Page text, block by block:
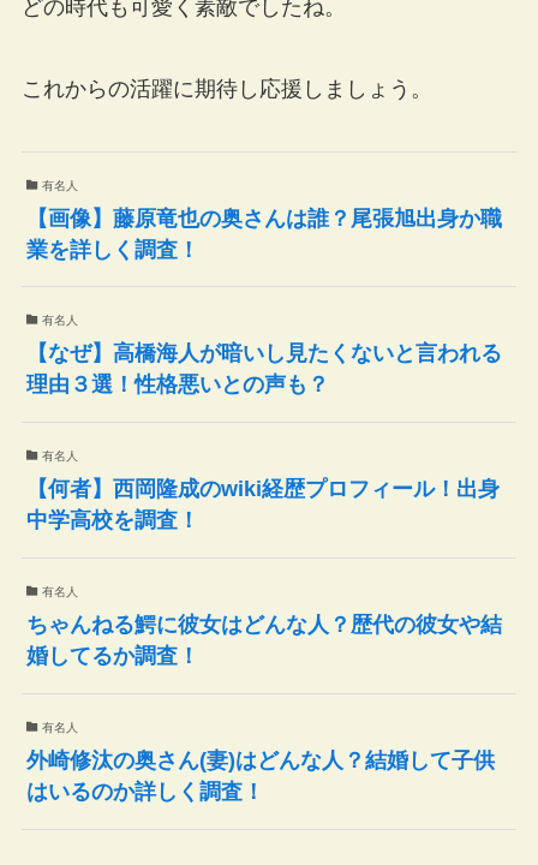
どの時代も可愛く素敵でしたね。
これからの活躍に期待し応援しましょう。
有名人
【画像】藤原竜也の奥さんは誰？尾張旭出身か職
業を詳しく調査！
有名人
【なぜ】高橋海人が暗いし見たくないと言われる
理由３選！性格悪いとの声も？
有名人
【何者】西岡隆成のwiki経歴プロフィール！出身
中学高校を調査！
有名人
ちゃんねる鰐に彼女はどんな人？歴代の彼女や結
婚してるか調査！
有名人
外崎修汰の奥さん(妻)はどんな人？結婚して子供
はいるのか詳しく調査！